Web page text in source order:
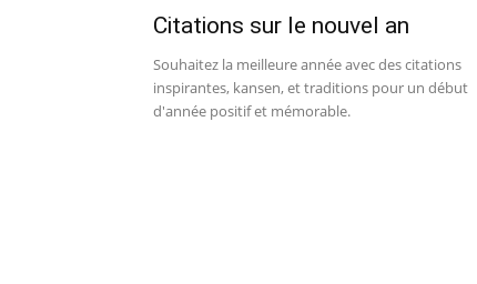
Citations sur le nouvel an
Souhaitez la meilleure année avec des citations
inspirantes, kansen, et traditions pour un début
d'année positif et mémorable.